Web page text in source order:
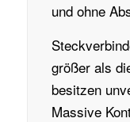
und ohne
größer als
besitzen
Massive